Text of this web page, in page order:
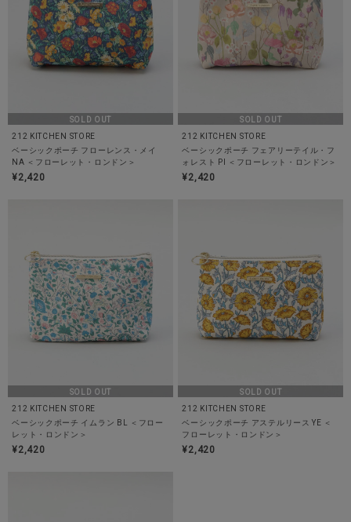
SOLD OUT
212 KITCHEN STORE
ベーシックポーチ フローレンス・メイ
NA ＜フローレット・ロンドン＞
¥2,420
SOLD OUT
212 KITCHEN STORE
ベーシックポーチ フェアリーテイル・フ
ォレスト PI ＜フローレット・ロンドン＞
¥2,420
SOLD OUT
212 KITCHEN STORE
ベーシックポーチ イムラン BL ＜フロー
レット・ロンドン＞
¥2,420
SOLD OUT
212 KITCHEN STORE
ベーシックポーチ アステルリース YE ＜
フローレット・ロンドン＞
¥2,420